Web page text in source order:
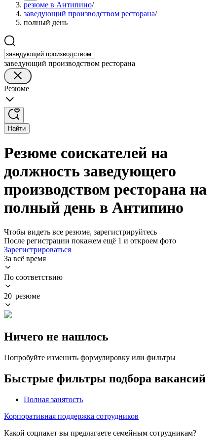
резюме в Антипино/
заведующий производством ресторана/
полный день
заведующий производством ресторана
Резюме
Найти
Резюме соискателей на
должность заведующего
производством ресторана на
полный день в Антипино
Чтобы видеть все резюме, зарегистрируйтесь
После регистрации покажем ещё 1 и откроем фото
Зарегистрироваться
За всё время
По соответствию
20 резюме
Ничего не нашлось
Попробуйте изменить формулировку или фильтры
Быстрые фильтры подбора вакансий
Полная занятость
Корпоративная поддержка сотрудников
Какой соцпакет вы предлагаете семейным сотрудникам?